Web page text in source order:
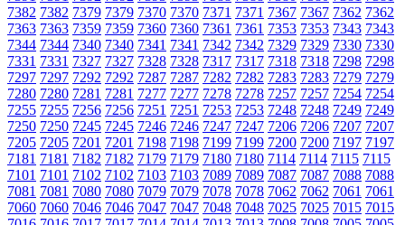
7382 7382 7379 7379 7370 7370 7371 7371 7367 7367 7362 7362
7363 7363 7359 7359 7360 7360 7361 7361 7353 7353 7343 7343
7344 7344 7340 7340 7341 7341 7342 7342 7329 7329 7330 7330
7331 7331 7327 7327 7328 7328 7317 7317 7318 7318 7298 7298
7297 7297 7292 7292 7287 7287 7282 7282 7283 7283 7279 7279
7280 7280 7281 7281 7277 7277 7278 7278 7257 7257 7254 7254
7255 7255 7256 7256 7251 7251 7253 7253 7248 7248 7249 7249
7250 7250 7245 7245 7246 7246 7247 7247 7206 7206 7207 7207
7205 7205 7201 7201 7198 7198 7199 7199 7200 7200 7197 7197
7181 7181 7182 7182 7179 7179 7180 7180 7114 7114 7115 7115
7101 7101 7102 7102 7103 7103 7089 7089 7087 7087 7088 7088
7081 7081 7080 7080 7079 7079 7078 7078 7062 7062 7061 7061
7060 7060 7046 7046 7047 7047 7048 7048 7025 7025 7015 7015